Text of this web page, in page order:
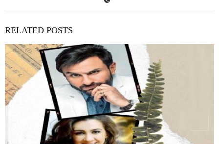
RELATED POSTS